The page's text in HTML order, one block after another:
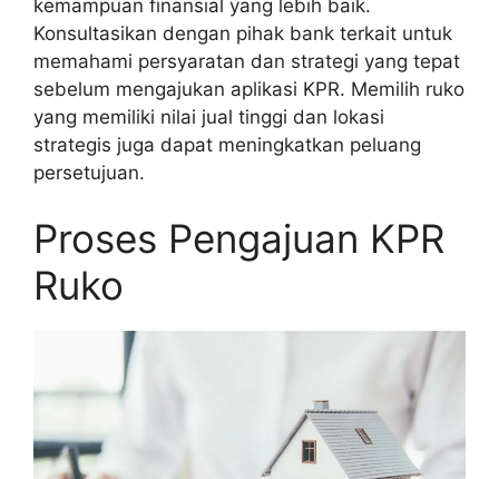
kemampuan finansial yang lebih baik.
Konsultasikan dengan pihak bank terkait untuk
memahami persyaratan dan strategi yang tepat
sebelum mengajukan aplikasi KPR. Memilih ruko
yang memiliki nilai jual tinggi dan lokasi
strategis juga dapat meningkatkan peluang
persetujuan.
Proses Pengajuan KPR
Ruko